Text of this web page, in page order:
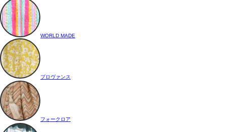
WORLD MADE
プロヴァンス
フォークロア